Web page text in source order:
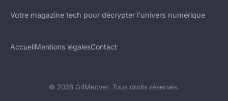
Votre magazine tech pour décrypter l'univers numérique
AccueilMentions légalesContact
© 2026 G4Meover. Tous droits réservés.